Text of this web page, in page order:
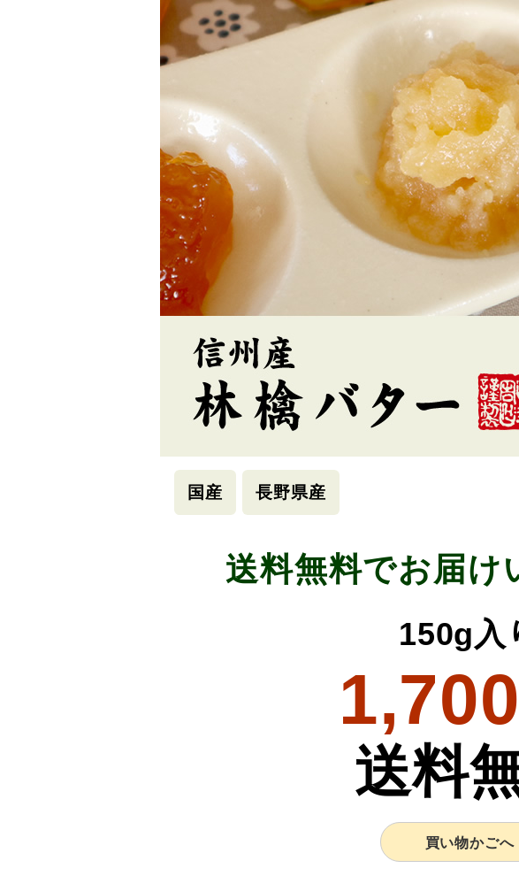
国産 長野県産
送料無料でお届け
150g入
送料
買い物かごへ